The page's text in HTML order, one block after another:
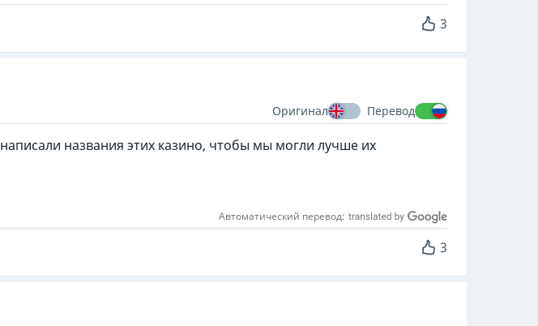
3
Оригинал Перевод
названия этих казино, чтобы мы могли лучше их
Автоматический перевод:
3